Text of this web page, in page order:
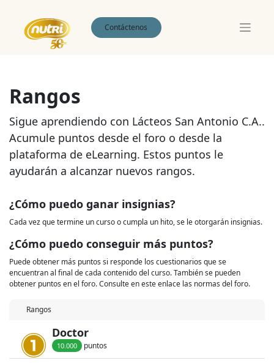
Contáctenos
Rangos
Sigue aprendiendo con Lácteos San Antonio C.A..
Acumule puntos desde el foro o desde la
plataforma de eLearning. Estos puntos le
ayudarán a alcanzar nuevos rangos.
¿Cómo puedo ganar insignias?
Cada vez que termine un curso o cumpla un hito, se le otorgarán insignias.
¿Cómo puedo conseguir más puntos?
Puede obtener más puntos si responde los cuestionarios que se
encuentran al final de cada contenido del curso. También se pueden
obtener puntos en el foro. Consulte en este enlace las normas del foro.
Rangos
Doctor
10.000 puntos